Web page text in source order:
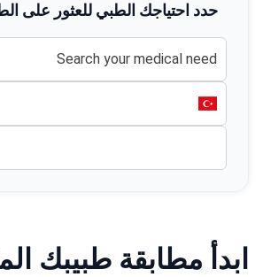
حدد احتياجك الطبي للعثور على
ابدأ مطابقة طبيبك